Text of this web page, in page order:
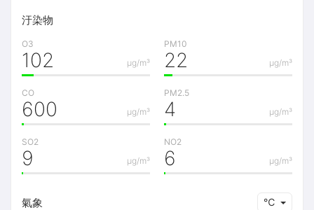
汙染物
O3
μg/m³
102
PM10
μg/m³
22
CO
μg/m³
600
PM2.5
μg/m³
4
SO2
μg/m³
9
NO2
μg/m³
6
氣象 ℃